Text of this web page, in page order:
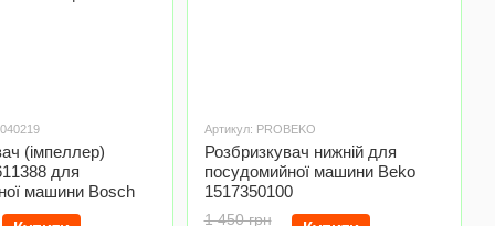
(імпеллер)
для
машини Bosch
Артикул: PROBEKO
Розбризкувач нижній для
посудомийної машини Beko
1517350100
1 450 грн